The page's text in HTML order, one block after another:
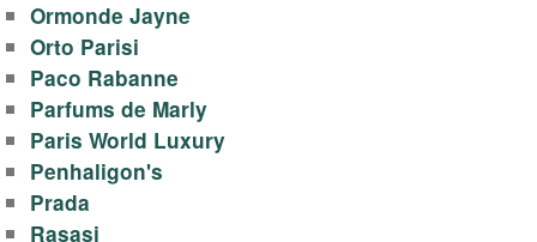
Ormonde Jayne
Orto Parisi
Paco Rabanne
Parfums de Marly
Paris World Luxury
Penhaligon's
Prada
Rasasi